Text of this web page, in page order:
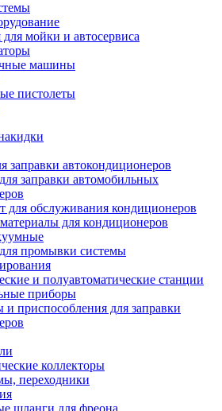
мойки и автосервиса
машины
пистолеты
заправки автокондиционеров
заправки автомобильных
для обслуживания кондиционеров
для кондиционеров
промывки системы
и полуавтоматические станции
приборы
и приспособления для заправки
коллекторы
переходники
шланги для фреона